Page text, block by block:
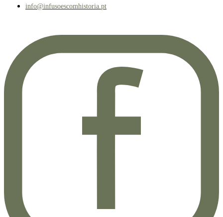
info@infusoescomhistoria.pt